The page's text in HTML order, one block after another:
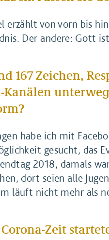
erzählt von vorn bis
Der andere: Gott
167 Zeichen,
Kanälen
habe ich mit
gesucht, das
2018, damals
dort seien alle
läuft nicht mehr als
Zeit